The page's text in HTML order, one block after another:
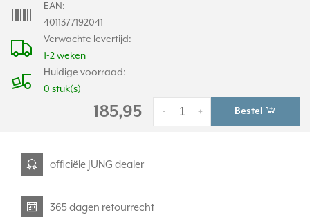
Verwachte levertijd:
1-2 weken
Huidige voorraad:
0 stuk(s)
EAN:
4011377192041
185,95 +
- Bestel
officiële JUNG dealer
365 dagen retourrecht